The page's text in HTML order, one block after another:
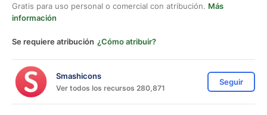
Gratis para uso personal o comercial con atribución. Más
información
Se requiere atribución ¿Cómo atribuir?
Smashicons
Ver todos los recursos 280,871
Seguir